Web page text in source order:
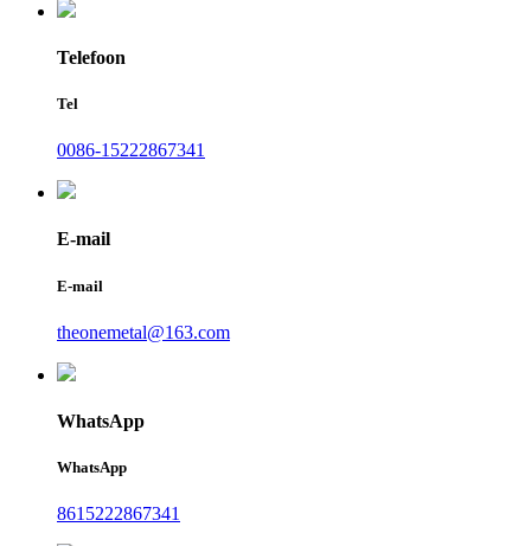
Telefoon
Tel
0086-15222867341
E-mail
E-mail
theonemetal@163.com
WhatsApp
WhatsApp
8615222867341